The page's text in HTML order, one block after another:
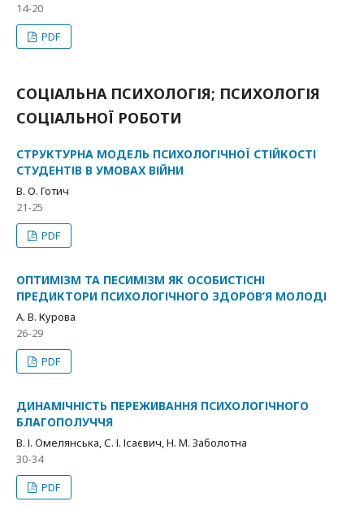
14-20
PDF
СОЦІАЛЬНА ПСИХОЛОГІЯ; ПСИХОЛОГІЯ
СОЦІАЛЬНОЇ РОБОТИ
СТРУКТУРНА МОДЕЛЬ ПСИХОЛОГІЧНОЇ СТІЙКОСТІ
СТУДЕНТІВ В УМОВАХ ВІЙНИ
В. О. Готич
21-25
PDF
ОПТИМІЗМ ТА ПЕСИМІЗМ ЯК ОСОБИСТІСНІ
ПРЕДИКТОРИ ПСИХОЛОГІЧНОГО ЗДОРОВ’Я МОЛОДІ
А. В. Курова
26-29
PDF
ДИНАМІЧНІСТЬ ПЕРЕЖИВАННЯ ПСИХОЛОГІЧНОГО
БЛАГОПОЛУЧЧЯ
В. І. Омелянська, С. І. Ісаєвич, Н. М. Заболотна
30-34
PDF